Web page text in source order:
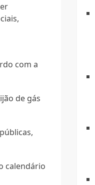
com a
de gás
calendário